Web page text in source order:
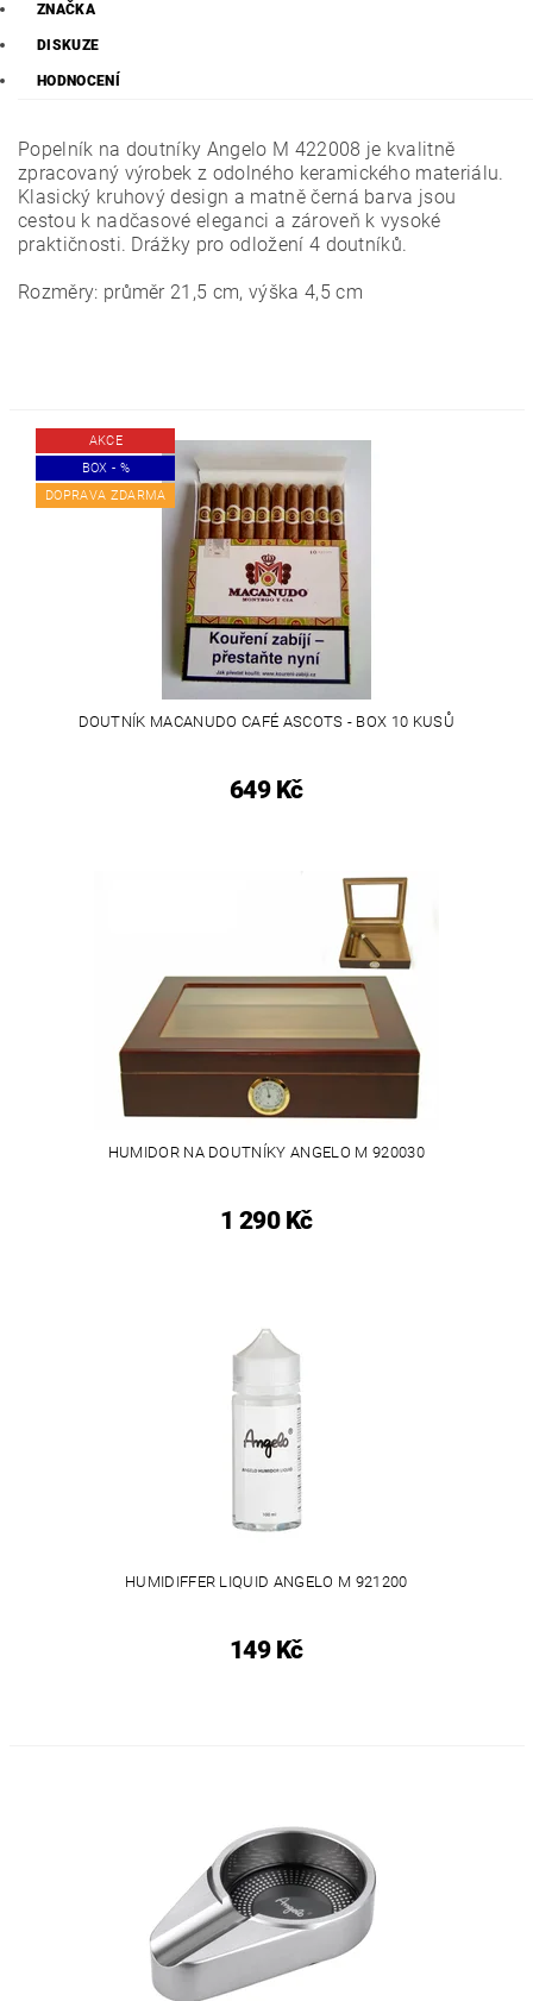
ZNAČKA
DISKUZE
HODNOCENÍ
Popelník na doutníky Angelo M 422008 je kvalitně
zpracovaný výrobek z odolného keramického materiálu.
Klasický kruhový design a matně černá barva jsou
cestou k nadčasové eleganci a zároveň k vysoké
praktičnosti. Drážky pro odložení 4 doutníků.
Rozměry: průměr 21,5 cm, výška 4,5 cm
AKCE
BOX - %
DOPRAVA ZDARMA
DOUTNÍK MACANUDO CAFÉ ASCOTS - BOX 10 KUSŮ
649 Kč
HUMIDOR NA DOUTNÍKY ANGELO M 920030
1 290 Kč
HUMIDIFFER LIQUID ANGELO M 921200
149 Kč